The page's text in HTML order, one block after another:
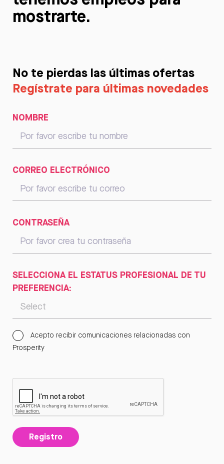
mostrarte.
No te pierdas las últimas ofertas
Regístrate para últimas novedades
NOMBRE
CORREO ELECTRÓNICO
CONTRASEÑA
SELECCIONA EL ESTATUS PROFESIONAL DE TU
PREFERENCIA:
Acepto recibir comunicaciones relacionadas con
Prosperity
Registro